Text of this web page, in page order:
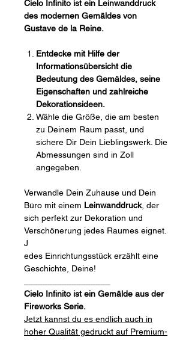
Cielo Infinito ist ein Leinwanddruck
des modernen Gemäldes von
Gustave de la Reine.
Entdecke mit Hilfe der
Informationsübersicht die
Bedeutung des Gemäldes, seine
Eigenschaften und zahlreiche
Dekorationsideen.
Wähle die Größe, die am besten
zu Deinem Raum passt, und
sichere Dir Dein Lieblingswerk. Die
Abmessungen sind in Zoll
angegeben.
Verwandle Dein Zuhause und Dein
Büro mit einem Leinwanddruck, der
sich perfekt zur Dekoration und
Verschönerung jedes Raumes eignet.
J
edes Einrichtungsstück erzählt eine
Geschichte, Deine!
Cielo Infinito ist ein Gemälde aus der
Fireworks Serie.
Jetzt kannst du es endlich auch in
hoher Qualität gedruckt auf Premium-